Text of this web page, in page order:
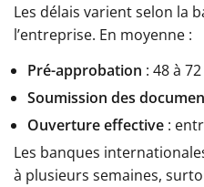
Les délais varient selon la
l’entreprise. En moyenne :
Pré-approbation : 48 à
Soumission des
Ouverture effective :
Les banques
à plusieurs semaines,